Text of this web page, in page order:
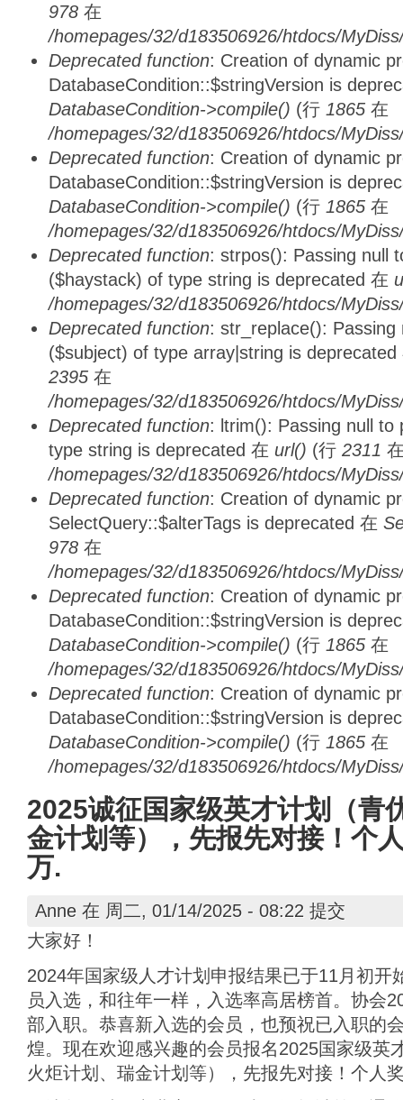
978 在
/homepages/32/d183506926/htdocs/
Deprecated function: Creation of dynamic
DatabaseCondition::$stringVersion is
DatabaseCondition->compile() (行 1865 在
/homepages/32/d183506926/htdocs/
Deprecated function: Creation of dynamic
DatabaseCondition::$stringVersion is
DatabaseCondition->compile() (行 1865 在
/homepages/32/d183506926/htdocs/
Deprecated function: strpos(): Passing null
($haystack) of type string is deprecated 在
/homepages/32/d183506926/htdocs/
Deprecated function: str_replace():
($subject) of type array|string is
2395 在
/homepages/32/d183506926/htdocs/
Deprecated function: ltrim(): Passing null to
type string is deprecated 在 url() (行 2311
/homepages/32/d183506926/htdocs/
Deprecated function: Creation of dynamic
SelectQuery::$alterTags is deprecated 在
978 在
/homepages/32/d183506926/htdocs/
Deprecated function: Creation of dynamic
DatabaseCondition::$stringVersion is
DatabaseCondition->compile() (行 1865 在
/homepages/32/d183506926/htdocs/
Deprecated function: Creation of dynamic
DatabaseCondition::$stringVersion is
DatabaseCondition->compile() (行 1865 在
/homepages/32/d183506926/htdocs/
2025诚征国家级英才计划（青
金计划等），先报先对接！个
万.
Anne 在 周二, 01/14/2025 - 08:22 提交
大家好！
2024年国家级人才计划申报结果已于11月初开
员入选，和往年一样，入选率高居榜首。协会
部入职。恭喜新入选的会员，也预祝已入职的
煌。现在欢迎感兴趣的会员报名2025国家级英
火炬计划、瑞金计划等），先报先对接！个人